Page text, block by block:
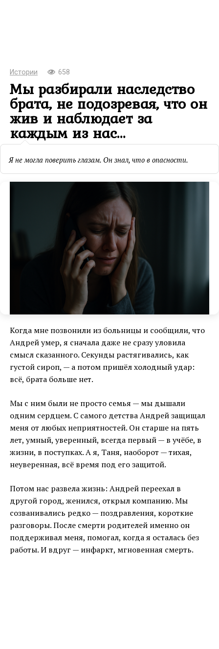
Истории 658
Мы разбирали наследство
брата, не подозревая, что он
жив и наблюдает за
каждым из нас…
Я не могла поверить глазам. Он знал, что в опасности.
Когда мне позвонили из больницы и сообщили, что
Андрей умер, я сначала даже не сразу уловила
смысл сказанного. Секунды растягивались, как
густой сироп, — а потом пришёл холодный удар:
всё, брата больше нет.
Мы с ним были не просто семья — мы дышали
одним сердцем. С самого детства Андрей защищал
меня от любых неприятностей. Он старше на пять
лет, умный, уверенный, всегда первый — в учёбе, в
жизни, в поступках. А я, Таня, наоборот — тихая,
неуверенная, всё время под его защитой.
Потом нас развела жизнь: Андрей переехал в
другой город, женился, открыл компанию. Мы
созванивались редко — поздравления, короткие
разговоры. После смерти родителей именно он
поддерживал меня, помогал, когда я осталась без
работы. И вдруг — инфаркт, мгновенная смерть.